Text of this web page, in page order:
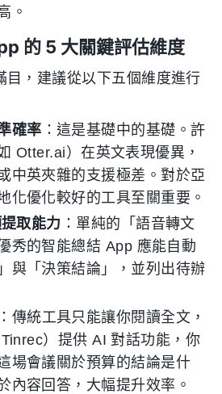
。
的 5 大關鍵評估維度
目，建議從以下五個維度進行
確率 ：這是基礎中的基礎。許
Otter.ai）在英文表現優異，
中英夾雜的支援極差。對於亞
化優化較好的工具至關重要。
取能力 ：單純的「語音轉文
秀的智能總結 App 應能自動
與「決策結論」，並列出待辦
：傳統工具只能讓你閱讀全文，
）提供 AI 對話功能，你
場會議關於預算的結論是什
內容回答，大幅提升效率。